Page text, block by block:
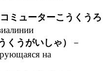
ミューターこうくうろ
くうがいしゃ）
－
на